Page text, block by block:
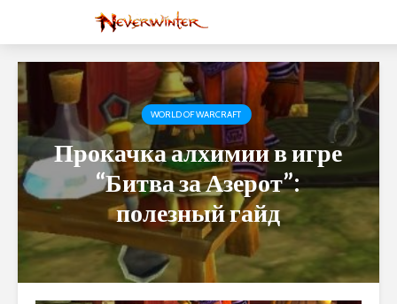
WORLD OF WARCRAFT
Прокачка алхимии в игре
“Битва за Азерот”:
полезный гайд